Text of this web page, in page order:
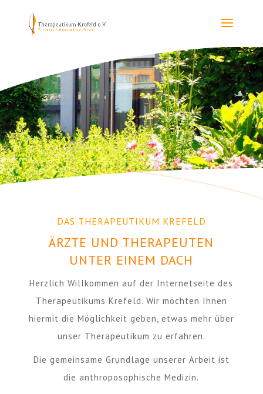
DAS THERAPEUTIKUM KREFELD
ÄRZTE UND THERAPEUTEN
UNTER EINEM DACH
Herzlich Willkommen auf der Internetseite des
Therapeutikums Krefeld. Wir möchten Ihnen
hiermit die Möglichkeit geben, etwas mehr über
unser Therapeutikum zu erfahren.
Die gemeinsame Grundlage unserer Arbeit ist
die anthroposophische Medizin.